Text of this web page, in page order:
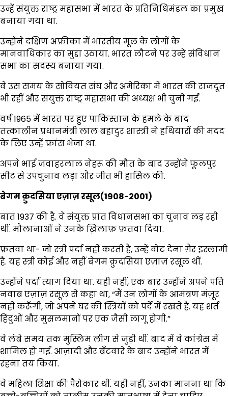
उन्हें संयुक्त राष्ट्र महासभा में भारत के प्रतिनिधिमंडल का प्रमुख
बनाया गया था.
उन्होंने दक्षिण अफ़्रीका में भारतीय मूल के लोगों के
मानवाधिकार का मुद्दा उठाया. भारत लौटने पर उन्हें संविधान
सभा का सदस्य बनाया गया.
वे उस समय के सोवियत संघ और अमेरिका में भारत की राजदूत
भी रहीं और संयुक्त राष्ट्र महासभा की अध्यक्ष भी चुनी गईं.
वर्ष 1965 में भारत पर हुए पाकिस्तान के हमले के बाद
तत्कालीन प्रधानमंत्री लाल बहादुर शास्त्री ने हथियारों की मदद
के लिए उन्हें फ़्रांस भेजा था.
अपने भाई जवाहरलाल नेहरू की मौत के बाद उन्होंने फूलपुर
सीट से उपचुनाव लड़ा और जीत भी हासिल की.
बेगम क़ुदसिया एज़ाज़ रसूल(1908-2001)
बात 1937 की है. वे संयुक्त प्रांत विधानसभा का चुनाव लड़ रही
थीं. मौलानाओं ने उनके ख़िलाफ़ फ़तवा दिया.
फ़तवा था- जो स्त्री पर्दा नहीं करती है, उन्हें वोट देना ग़ैर इस्लामी
है. यह स्त्री कोई और नहीं बेगम क़ुदसिया एज़ाज़ रसूल थीं.
उन्होंने पर्दा त्याग दिया था. यही नहीं, एक बार उन्होंने अपने पति
नवाब एज़ाज़ रसूल से कहा था, “मैं उन लोगों के आमंत्रण मंज़ूर
नहीं करूँगी, जो अपने घर की स्त्रियों को पर्दे में रखते हैं. यह शर्त
हिंदुओं और मुसलमानों पर एक जैसी लागू होगी.”
वे लंबे समय तक मुस्लिम लीग से जुड़ी थीं. बाद में वे कांग्रेस में
शामिल हो गईं. आज़ादी और बँटवारे के बाद उन्होंने भारत में
रहना तय किया.
वे महिला शिक्षा की पैरोकार थीं. यही नहीं, उनका मानना था कि